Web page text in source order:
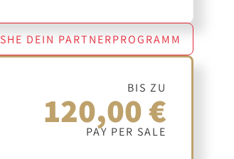
DEIN PARTNERPROGRAMM
BIS ZU
120,00 €
PAY PER SALE